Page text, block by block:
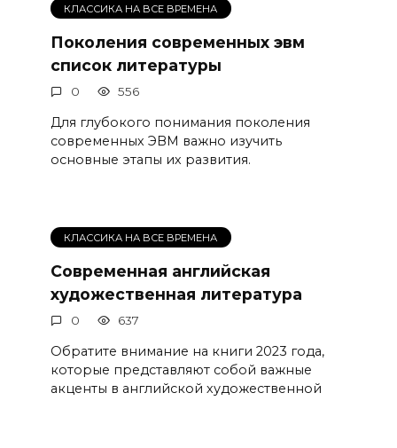
КЛАССИКА НА ВСЕ ВРЕМЕНА
Поколения современных эвм
список литературы
0 556
Для глубокого понимания поколения
современных ЭВМ важно изучить
основные этапы их развития.
КЛАССИКА НА ВСЕ ВРЕМЕНА
Современная английская
художественная литература
0 637
Обратите внимание на книги 2023 года,
которые представляют собой важные
акценты в английской художественной